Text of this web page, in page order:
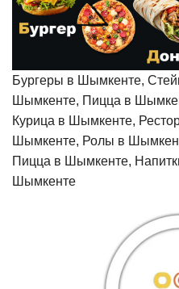
Бургеры в Шымкенте,
Шымкенте, Пицца в
Курица в Шымкенте,
Шымкенте, Ролы в
Пицца в Шымкенте,
Шымкенте